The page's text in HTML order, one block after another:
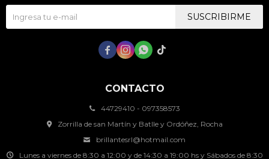
CONTACTO
44729410 - 097358573
Zorrilla de san Martín y Batlle y Ordóñez, Rocha
brillantesrl@hotmail.com
Lunes a viernes de 8:30 a 12:00 y de 14:30 a 19:00 hs y Sábados de 8:30
SUSCRIBIRME
   